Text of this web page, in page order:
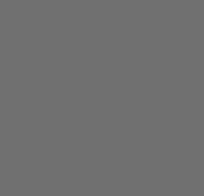
Entspannung im Homeoffice?"
klappt Entspannung im
klappt Entspannung im
klappt Entspannung im
"Wie klappt Entspannung im